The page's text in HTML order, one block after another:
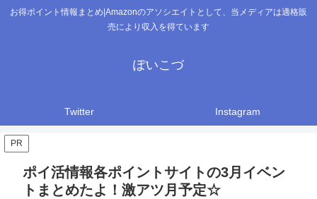
お得ポイント情報まとめ|Amazonのアソシエイトとして、当メディアは適格販
売により収入を得ています
ぽいこづ
Twitter Instagram
PR
ポイ活情報各ポイントサイトの3月イベン
トまとめたよ！激アツ月予定☆